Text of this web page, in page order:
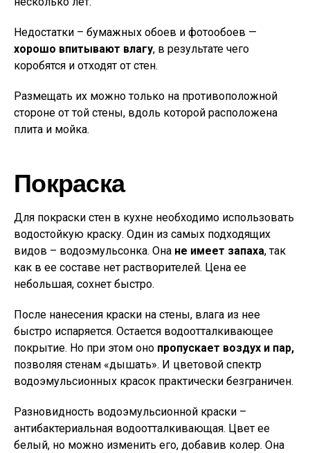
Недостатки – бумажных обоев и фотообоев —
хорошо впитывают влагу, в результате чего
коробятся и отходят от стен.
Размещать их можно только на противоположной
стороне от той стены, вдоль которой расположена
плита и мойка.
Покраска
Для покраски стен в кухне необходимо использовать
водостойкую краску. Один из самых подходящих
видов – водоэмульсонка. Она не имеет запаха, так
как в ее составе нет растворителей. Цена ее
небольшая, сохнет быстро.
После нанесения краски на стены, влага из нее
быстро испаряется. Остается водоотталкивающее
покрытие. Но при этом оно пропускает воздух и пар,
позволяя стенам «дышать». И цветовой спектр
водоэмульсионных красок практически безграничен.
Разновидность водоэмульсионной краски –
антибактериальная водоотталкивающая. Цвет ее
белый, но можно изменить его, добавив колер. Она